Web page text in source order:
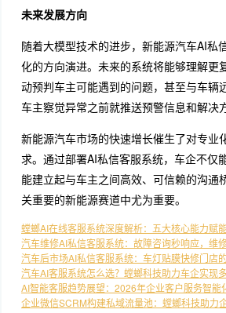
未来发展方向
随着大模型技术的进步，新能源汽车AI私
化的方向演进。未来的系统将能够理解更
动预判车主可能遇到的问题，甚至与车辆
车主察觉异常之前就推送预警信息和解决
新能源汽车市场的快速增长催生了对专业
求。通过部署AI私信客服系统，车企不仅
能建立起与车主之间高效、可信赖的沟通
关重要的新能源赛道中尤为重要。
螳螂AI在线客服系统深度解析：五大核心能力赋
汽车维修AI私信客服系统：故障咨询秒响应，维
汽车后市场AI私信客服系统：车灯贴膜快修门店
汽车AI客服系统怎么选？螳螂科技助力车企实现
AI智能客服趋势展望：2026年企业客户服务智能
企业微信SCRM构建私域流量池：螳螂科技助力